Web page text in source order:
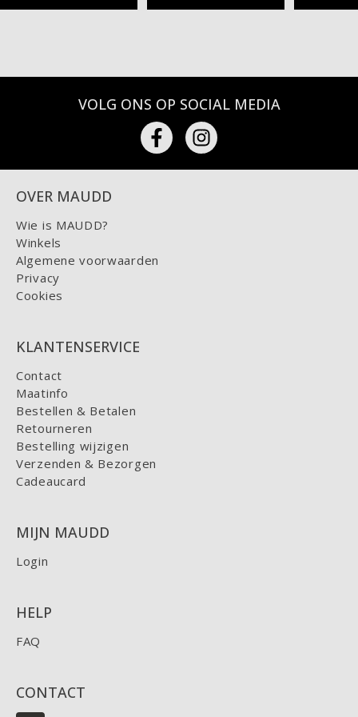
VOLG ONS OP SOCIAL MEDIA
OVER MAUDD
Wie is MAUDD?
Winkels
Algemene voorwaarden
Privacy
Cookies
KLANTENSERVICE
Contact
Maatinfo
Bestellen & Betalen
Retourneren
Bestelling wijzigen
Verzenden & Bezorgen
Cadeaucard
MIJN MAUDD
Login
HELP
FAQ
CONTACT